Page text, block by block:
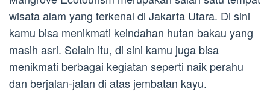
wisata alam yang terkenal di Jakarta Utara. Di sini
kamu bisa menikmati keindahan hutan bakau yang
masih asri. Selain itu, di sini kamu juga bisa
menikmati berbagai kegiatan seperti naik perahu
dan berjalan-jalan di atas jembatan kayu.